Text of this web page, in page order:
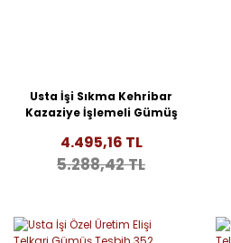
Usta İşi Sıkma Kehribar
Kazaziye İşlemeli Gümüş
4.495,16 TL
5.288,42 TL